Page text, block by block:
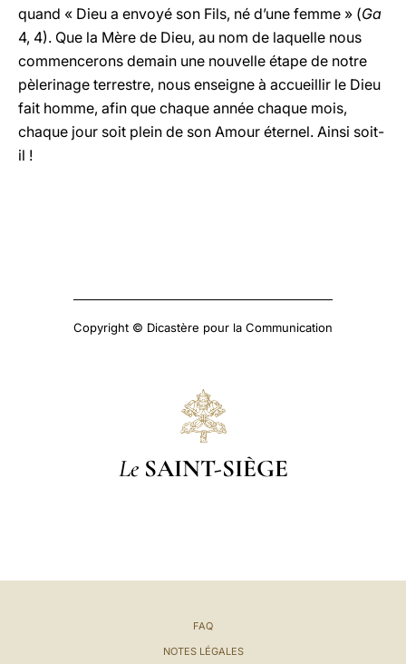
quand « Dieu a envoyé son Fils, né d’une femme » (Ga
4, 4). Que la Mère de Dieu, au nom de laquelle nous
commencerons demain une nouvelle étape de notre
pèlerinage terrestre, nous enseigne à accueillir le Dieu
fait homme, afin que chaque année chaque mois,
chaque jour soit plein de son Amour éternel. Ainsi soit-
il !
Copyright © Dicastère pour la Communication
Le SAINT-SIÈGE
FAQ
NOTES LÉGALES